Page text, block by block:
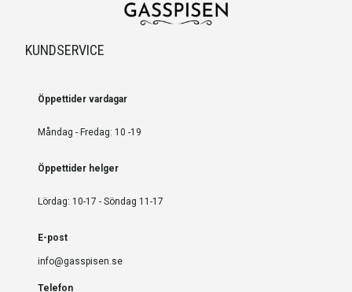
KUNDSERVICE
Öppettider vardagar
Måndag - Fredag: 10 -19
Öppettider helger
Lördag: 10-17 - Söndag 11-17
E-post
info@gasspisen.se
Telefon